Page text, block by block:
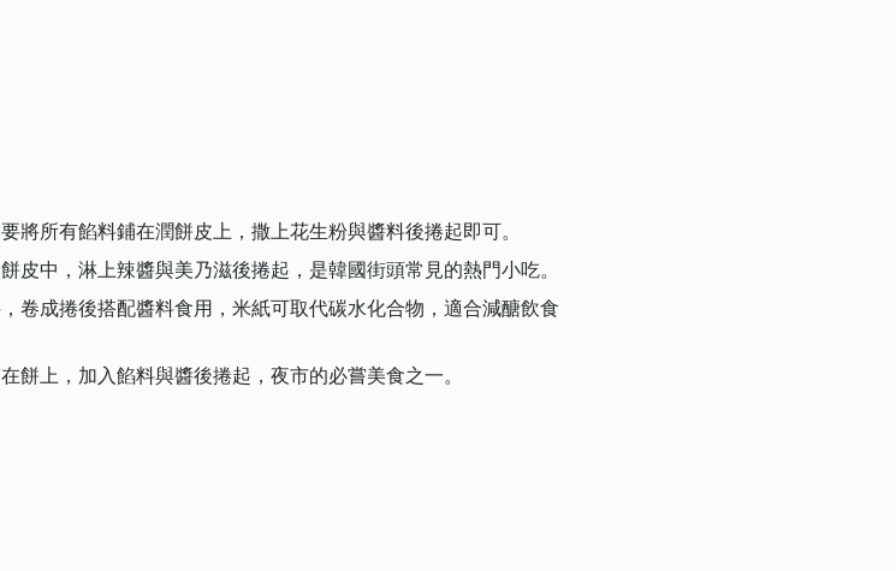
將所有餡料鋪在潤餅皮上，撒上花生粉與醬料後捲起即可。
皮中，淋上辣醬與美乃滋後捲起，是韓國街頭常見的熱門小吃。
卷成捲後搭配醬料食用，米紙可取代碳水化合物，適合減醣飲食
餅上，加入餡料與醬後捲起，夜市的必嘗美食之一。